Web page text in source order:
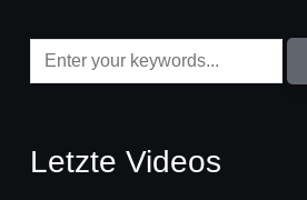
Letzte Videos